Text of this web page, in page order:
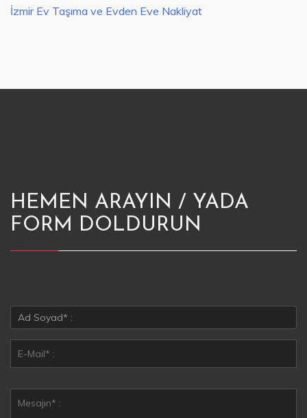
İzmir Ev Taşıma ve Evden Eve Nakliyat
HEMEN ARAYIN / YADA
FORM DOLDURUN